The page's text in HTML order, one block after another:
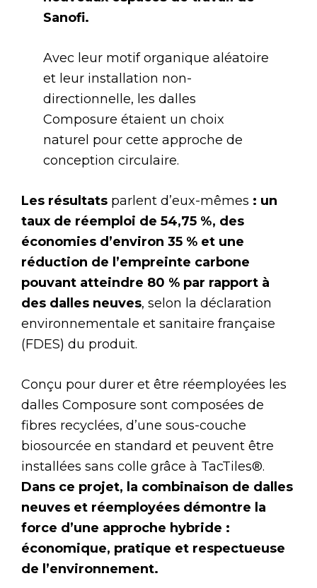
Sanofi.
Avec leur motif organique aléatoire
et leur installation non-
directionnelle, les dalles
Composure étaient un choix
naturel pour cette approche de
conception circulaire.
Les résultats parlent d’eux-mêmes : un
taux de réemploi de 54,75 %, des
économies d’environ 35 % et une
réduction de l’empreinte carbone
pouvant atteindre 80 % par rapport à
des dalles neuves, selon la déclaration
environnementale et sanitaire française
(FDES) du produit.
Conçu pour durer et être réemployées les
dalles Composure sont composées de
fibres recyclées, d’une sous-couche
biosourcée en standard et peuvent être
installées sans colle grâce à TacTiles®.
Dans ce projet, la combinaison de dalles
neuves et réemployées démontre la
force d’une approche hybride :
économique, pratique et respectueuse
de l’environnement.